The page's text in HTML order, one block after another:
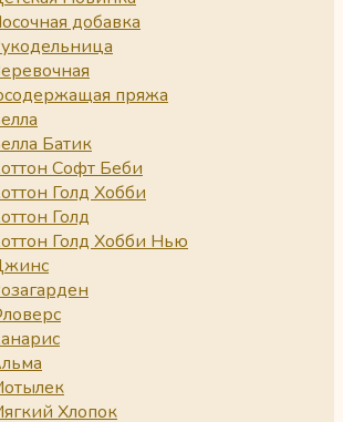
добавка
пряжа
Батик
Софт Беби
Голд Хобби
Голд
Голд Хобби Нью
Хлопок